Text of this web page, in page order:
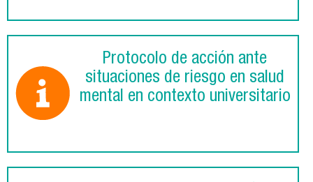
Protocolo de acción ante
situaciones de riesgo en salud
mental en contexto universitario